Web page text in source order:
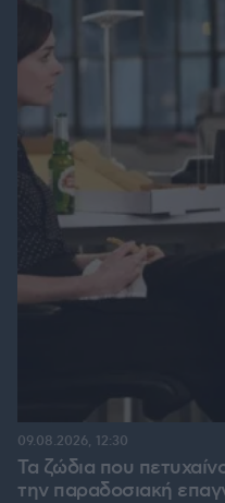
Τα ζώδια που
την παραδοσιακή
09.08.2026, 12:30